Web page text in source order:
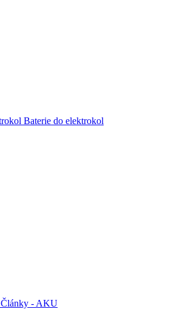
Baterie do elektrokol
Články - AKU